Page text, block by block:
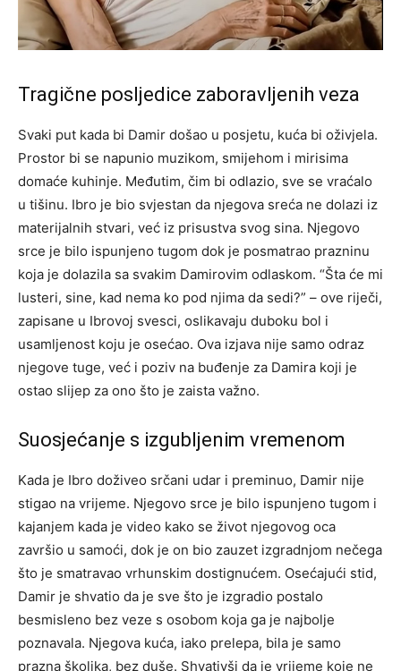
Tragične posljedice zaboravljenih veza
Svaki put kada bi Damir došao u posjetu, kuća bi oživjela.
Prostor bi se napunio muzikom, smijehom i mirisima
domaće kuhinje. Međutim, čim bi odlazio, sve se vraćalo
u tišinu. Ibro je bio svjestan da njegova sreća ne dolazi iz
materijalnih stvari, već iz prisustva svog sina. Njegovo
srce je bilo ispunjeno tugom dok je posmatrao prazninu
koja je dolazila sa svakim Damirovim odlaskom. “Šta će mi
lusteri, sine, kad nema ko pod njima da sedi?” – ove riječi,
zapisane u Ibrovoj svesci, oslikavaju duboku bol i
usamljenost koju je osećao. Ova izjava nije samo odraz
njegove tuge, već i poziv na buđenje za Damira koji je
ostao slijep za ono što je zaista važno.
Suosjećanje s izgubljenim vremenom
Kada je Ibro doživeo srčani udar i preminuo, Damir nije
stigao na vrijeme. Njegovo srce je bilo ispunjeno tugom i
kajanjem kada je video kako se život njegovog oca
završio u samoći, dok je on bio zauzet izgradnjom nečega
što je smatravao vrhunskim dostignućem. Osećajući stid,
Damir je shvatio da je sve što je izgradio postalo
besmisleno bez veze s osobom koja ga je najbolje
poznavala. Njegova kuća, iako prelepa, bila je samo
prazna školjka, bez duše. Shvativši da je vrijeme koje ne